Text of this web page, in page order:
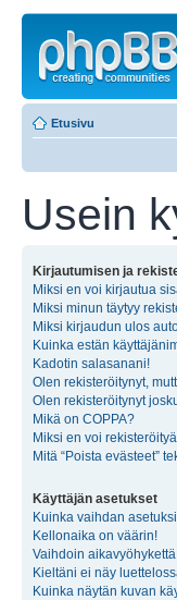
Etusivu
Usein
Kirjautumisen ja
Miksi en voi kirjautua
Miksi minun täytyy
Miksi kirjaudun ulos
Kuinka estän
Kadotin salasanani!
Olen rekisteröitynyt,
Olen rekisteröitynyt
Mikä on COPPA?
Miksi en voi
Mitä “Poista evästeet”
Käyttäjän asetukset
Kuinka vaihdan
Kellonaika on väärin!
Vaihdoin
Kieltäni ei näy
Kuinka näytän kuvan